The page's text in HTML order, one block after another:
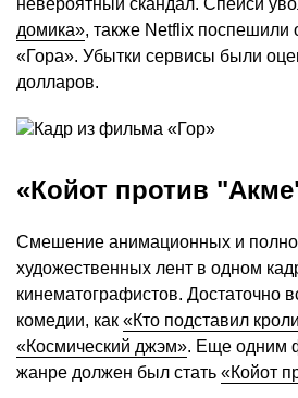
невероятный скандал. Спейси
домика», также Netflix поспешили
«Гора». Убытки сервисы были
долларов.
«Койот против
Смешение анимационных и
художественных лент в одном
кинематографистов. Достаточно
комедии, как «Кто подставил
«Космический джэм». Еще одним
жанре должен был стать «Койот